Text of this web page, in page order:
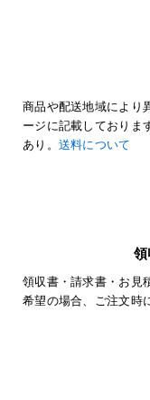
商品や配送地域により
ージに記載しておりま
あり。 送料について
領
領収書・請求書・お見
希望の場合、ご注文時